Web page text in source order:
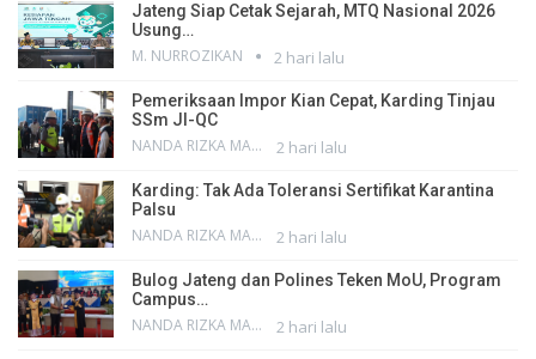
Jateng Siap Cetak Sejarah, MTQ Nasional 2026
Usung…
M. NURROZIKAN 2 hari lalu
Pemeriksaan Impor Kian Cepat, Karding Tinjau
SSm JI-QC
NANDA RIZKA MAHENDRA 2 hari lalu
Karding: Tak Ada Toleransi Sertifikat Karantina
Palsu
NANDA RIZKA MAHENDRA 2 hari lalu
Bulog Jateng dan Polines Teken MoU, Program
Campus…
NANDA RIZKA MAHENDRA 2 hari lalu